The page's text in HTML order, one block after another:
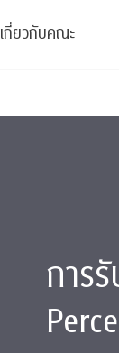
เกี่ยวกับคณะ
ติดต่อเรา
การ